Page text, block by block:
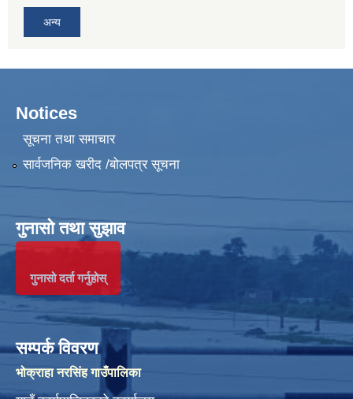
अन्य
Notices
सूचना तथा समाचार
सार्वजनिक खरीद /बोलपत्र सूचना
गुनासो तथा सुझाव
गुनासो दर्ता गर्नुहोस्
सम्पर्क विवरण
भोक्राहा नरसिंह गाउँपालिका